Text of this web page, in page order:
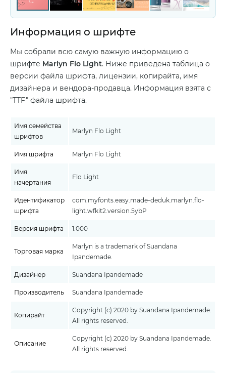
Информация о шрифте
Мы собрали всю самую важную информацию о
шрифте Marlyn Flo Light. Ниже приведена таблица о
версии файла шрифта, лицензии, копирайта, имя
дизайнера и вендора-продавца. Информация взята с
"TTF" файла шрифта.
Имя семейства
шрифтов
Marlyn Flo Light
Имя шрифта Marlyn Flo Light
Имя
начертания
Flo Light
Идентификатор
шрифта
com.myfonts.easy.made-deduk.marlyn.flo-
light.wfkit2.version.5ybP
Версия шрифта 1.000
Торговая марка
Marlyn is a trademark of Suandana
Ipandemade.
Дизайнер Suandana Ipandemade
Производитель Suandana Ipandemade
Копирайт
Copyright (c) 2020 by Suandana Ipandemade.
All rights reserved.
Описание
Copyright (c) 2020 by Suandana Ipandemade.
All rights reserved.